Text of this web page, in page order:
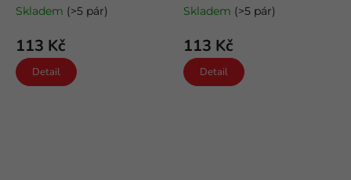
Skladem (>5 pár)
113 Kč
Detail
Skladem (>5 pár)
113 Kč
Detail